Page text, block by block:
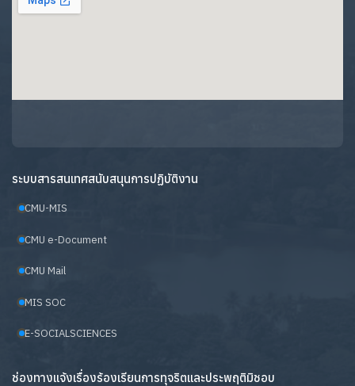
ระบบสารสนเทศสนับสนุนการปฏิบัติงาน
CMU-MIS
CMU e-Document
CMU Mail
MIS SOC
E-SOCIALSCIENCES
ช่องทางแจ้งเรื่องร้องเรียนการทุจริตและประพฤติมิชอบ